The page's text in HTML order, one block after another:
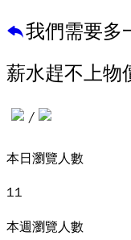
我們需要多
薪水趕不上物
/
本日瀏覽人數
11
本週瀏覽人數